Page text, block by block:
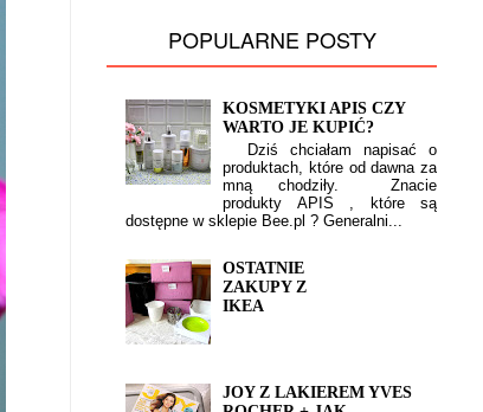
POPULARNE POSTY
KOSMETYKI APIS CZY
WARTO JE KUPIĆ?
Dziś chciałam napisać o
produktach, które od dawna za
mną chodziły. Znacie
produkty APIS , które są
dostępne w sklepie Bee.pl ? Generalni...
OSTATNIE
ZAKUPY Z
IKEA
JOY Z LAKIEREM YVES